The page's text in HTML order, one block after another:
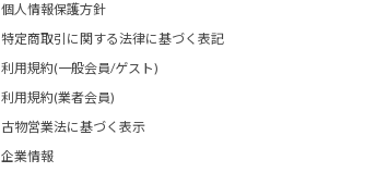
個人情報保護方針
特定商取引に関する法律に基づく表記
利用規約(一般会員/ゲスト)
利用規約(業者会員)
古物営業法に基づく表示
企業情報